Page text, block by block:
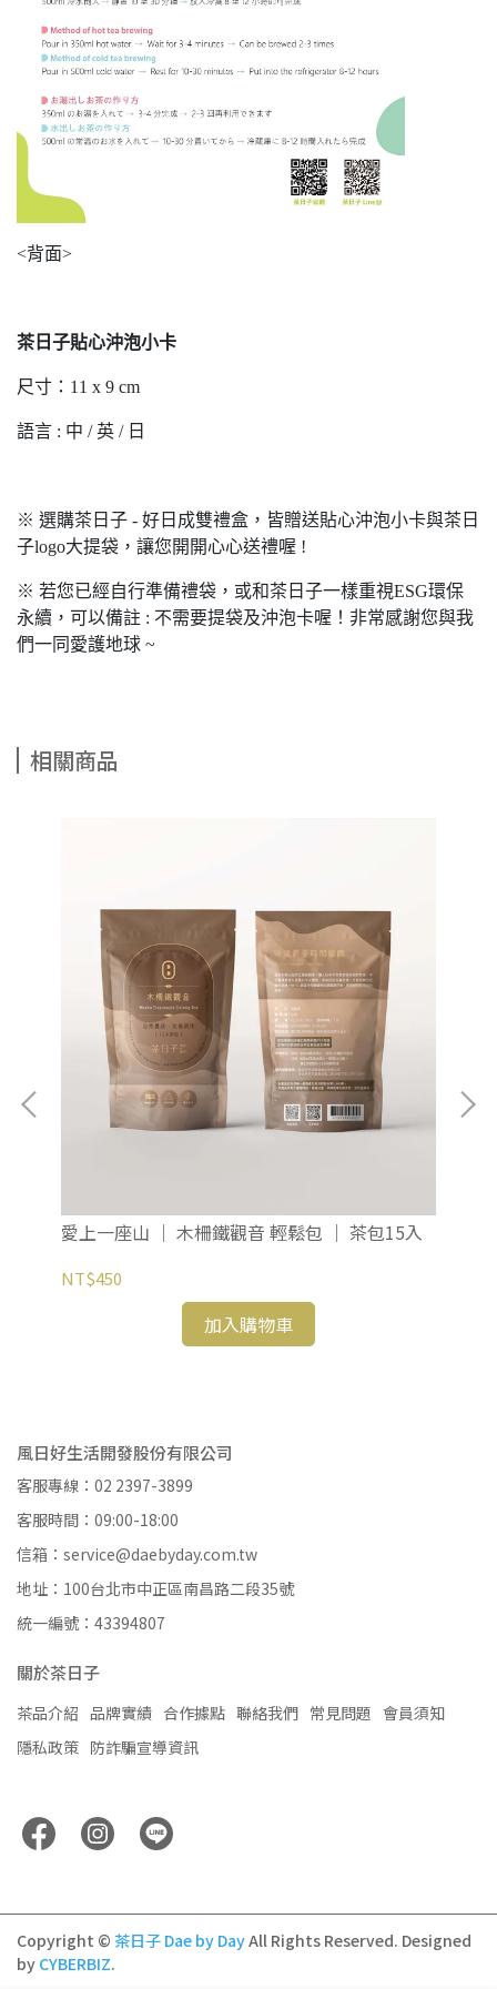
<背面>
茶日子貼心沖泡小卡
尺寸：11 x 9 cm
語言 : 中 / 英 / 日
※ 選購茶日子 - 好日成雙禮盒，皆贈送貼心沖泡小卡與茶日
子logo大提袋，讓您開開心心送禮喔 !
※ 若您已經自行準備禮袋，或和茶日子一樣重視ESG環保
永續，可以備註 : 不需要提袋及沖泡卡喔！非常感謝您與我
們一同愛護地球 ~
相關商品
愛上一座山 ｜ 木柵鐵觀音 輕鬆包 ｜ 茶包15入
NT$450
加入購物車
風日好生活開發股份有限公司
客服專線：02 2397-3899
客服時間：09:00-18:00
信箱：service@daebyday.com.tw
地址：100台北市中正區南昌路二段35號
統一編號：43394807
關於茶日子
茶品介紹 品牌實績 合作據點 聯絡我們 常見問題 會員須知
隱私政策 防詐騙宣導資訊
Copyright © 茶日子 Dae by DayAll Rights Reserved. Designed
by CYBERBIZ.